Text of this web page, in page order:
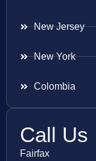
New Jersey
New York
Colombia
Call Us
Fairfax